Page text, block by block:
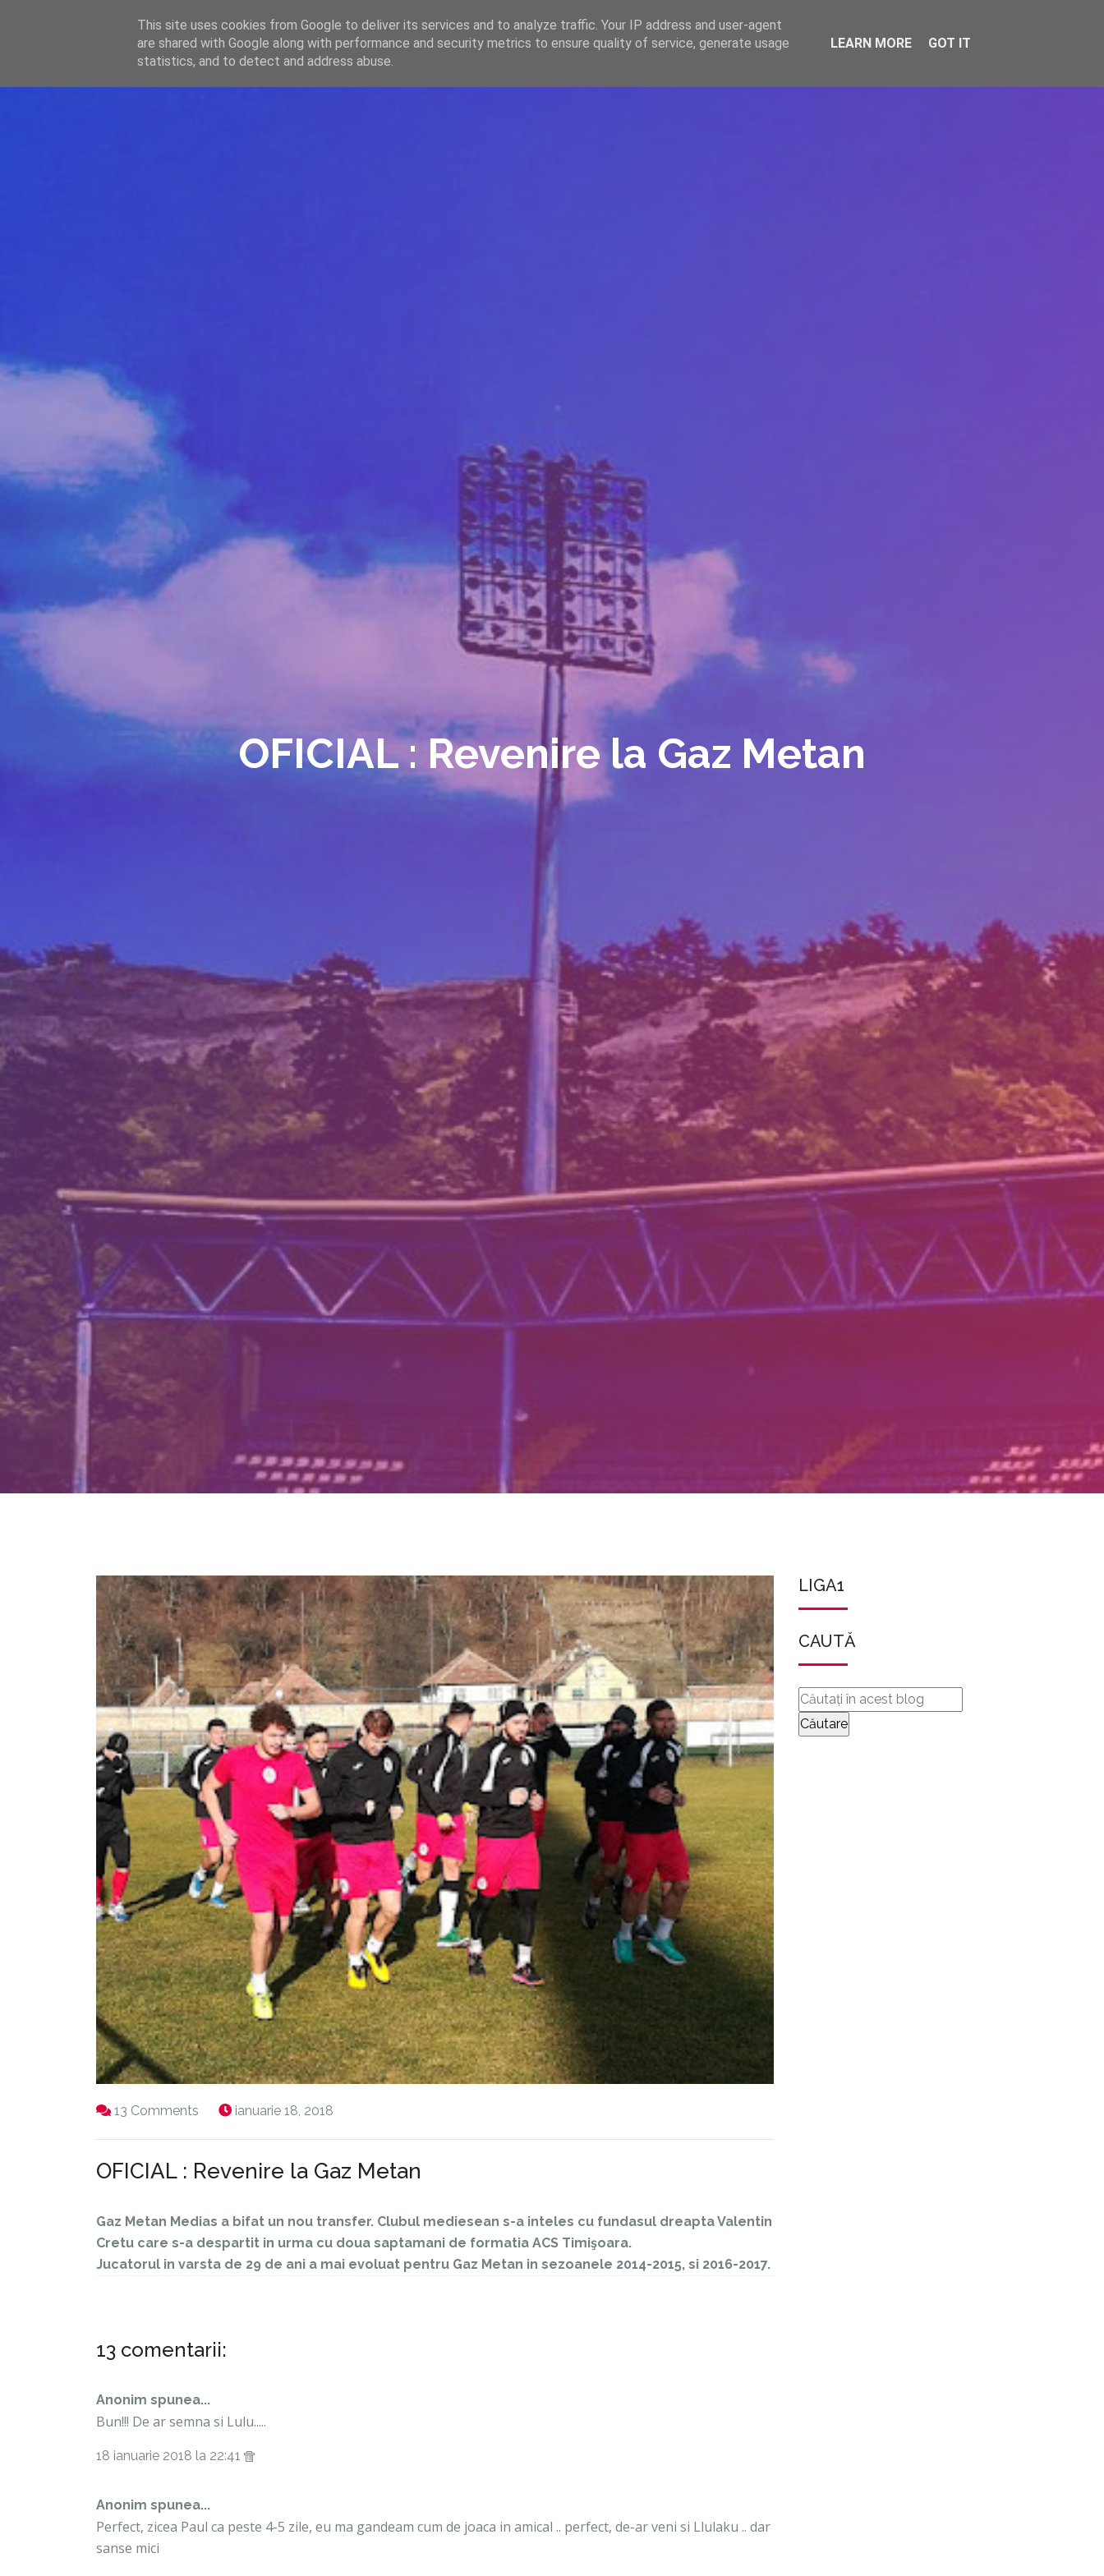
WWW.GAZISTI.RO HOME ARTICOLE DESPRE ECHIPĂ REPERE DONEAZĂ ARTICOLE CONTACT
OFICIAL : Revenire la Gaz Metan
13 Comments ianuarie 18, 2018
OFICIAL : Revenire la Gaz Metan
Gaz Metan Medias a bifat un nou transfer. Clubul mediesean s-a inteles cu fundasul dreapta Valentin
Cretu care s-a despartit in urma cu doua saptamani de formatia ACS Timişoara.
Jucatorul in varsta de 29 de ani a mai evoluat pentru Gaz Metan in sezoanele 2014-2015, si 2016-2017.
13 comentarii:
Anonim spunea...
Bun!!! De ar semna si Lulu.....
18 ianuarie 2018 la 22:41
Anonim spunea...
Perfect, zicea Paul ca peste 4-5 zile, eu ma gandeam cum de joaca in amical .. perfect, de-ar veni si Llulaku .. dar
sanse mici
LIGA1
CAUTĂ
This site uses cookies from Google to deliver its services and to analyze traffic. Your IP address and user-agent
are shared with Google along with performance and security metrics to ensure quality of service, generate usage
statistics, and to detect and address abuse.
LEARN MORE GOT IT